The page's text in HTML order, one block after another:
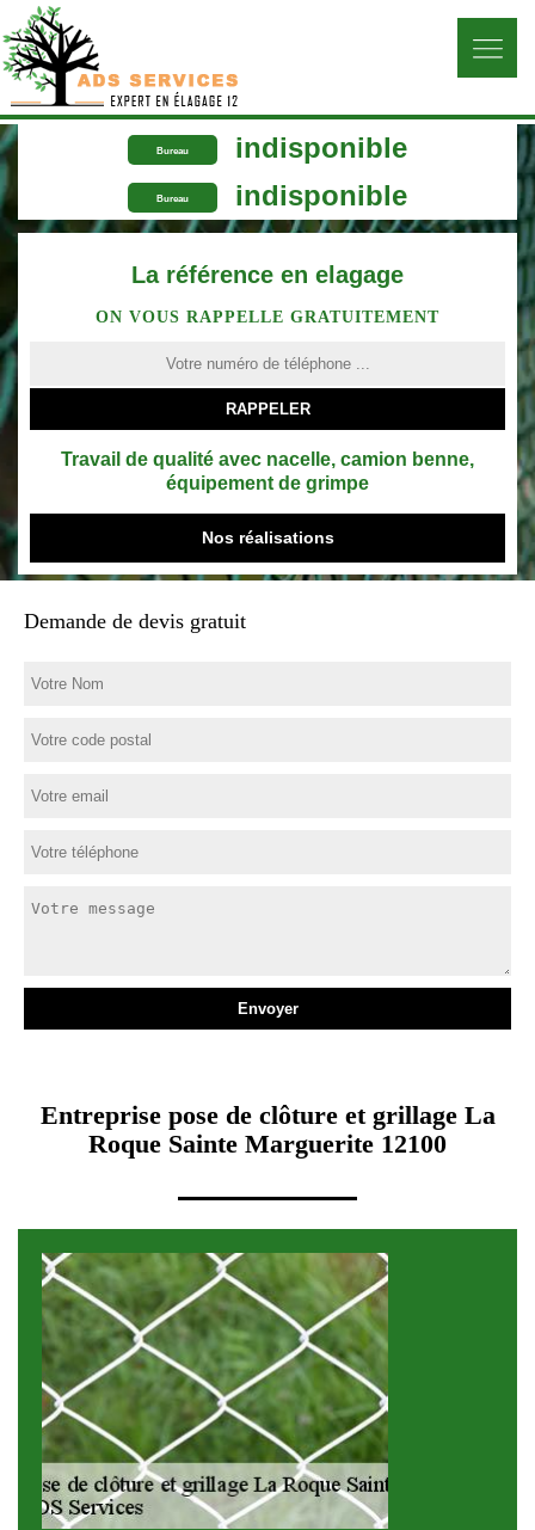
Bureau indisponible
Bureau indisponible
La référence en elagage
ON VOUS RAPPELLE GRATUITEMENT
Travail de qualité avec nacelle, camion benne,
équipement de grimpe
Nos réalisations
Demande de devis gratuit
Entreprise pose de clôture et grillage La
Roque Sainte Marguerite 12100